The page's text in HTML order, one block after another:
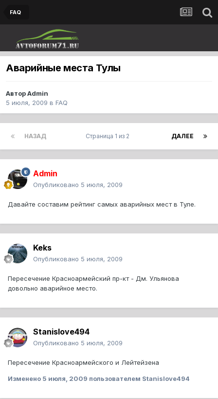
FAQ
Аварийные места Тулы
АвторAdmin
5 июля, 2009 в FAQ
НАЗАД ДАЛЕЕ
Страница 1 из 2
Admin
Опубликовано 5 июля, 2009
Давайте составим рейтинг самых аварийных мест в Туле.
Keks
Опубликовано 5 июля, 2009
Пересечение Красноармейский пр-кт - Дм. Ульянова
довольно аварийное место.
Stanislove494
Опубликовано 5 июля, 2009
Пересечение Красноармейского и Лейтейзена
Изменено 5 июля, 2009 пользователем Stanislove494